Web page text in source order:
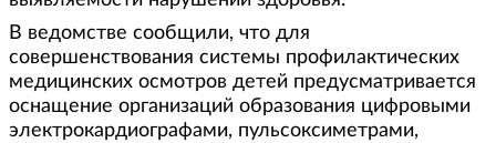
В ведомстве сообщили, что для
совершенствования системы профилактических
медицинских осмотров детей предусматривается
оснащение организаций образования цифровыми
электрокардиографами, пульсоксиметрами,